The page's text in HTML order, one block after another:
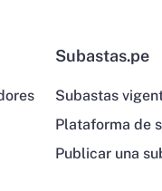
Subastas.pe
Subastas
Plataforma de
Publicar una